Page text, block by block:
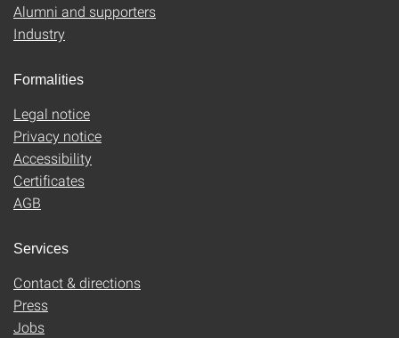
Alumni and supporters
Industry
Formalities
Legal notice
Privacy notice
Accessibility
Certificates
AGB
Services
Contact & directions
Press
Jobs